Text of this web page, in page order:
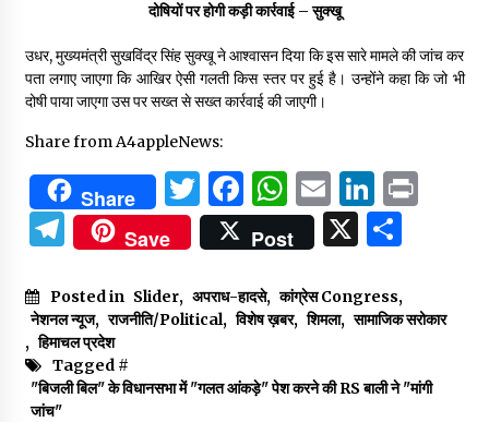
दोषियों पर होगी कड़ी कार्रवाई – सुक्खू
उधर, मुख्यमंत्री सुखविंद्र सिंह सुक्खू ने आश्वासन दिया कि इस सारे मामले की जांच कर
पता लगाए जाएगा कि आखिर ऐसी गलती किस स्तर पर हुई है। उन्होंने कहा कि जो भी
दोषी पाया जाएगा उस पर सख्त से सख्त कार्रवाई की जाएगी।
Share from A4appleNews:
Share Twitter
Facebook
WhatsApp
Email
Telegram
Save Post X
Posted in Slider, अपराध-हादसे, कांग्रेस Congress,
नेशनल न्यूज, राजनीति/Political, विशेष ख़बर, शिमला, सामाजिक सरोकार
, हिमाचल प्रदेश
Tagged #
"बिजली बिल" के विधानसभा में "गलत आंकड़े" पेश करने की RS बाली ने "मांगी
जांच"